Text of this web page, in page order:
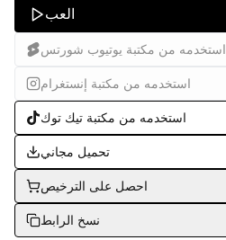
العب
استخدمه من مكتبة يوتيوب شورتس
استخدمه من مكتبة إنستغرام
استخدمه من مكتبة تيك توك
تحميل مجاني
احصل على الترخيص
نسخ الرابط